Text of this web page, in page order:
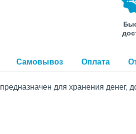
Самовывоз Оплата
предназначен для хранения денег,